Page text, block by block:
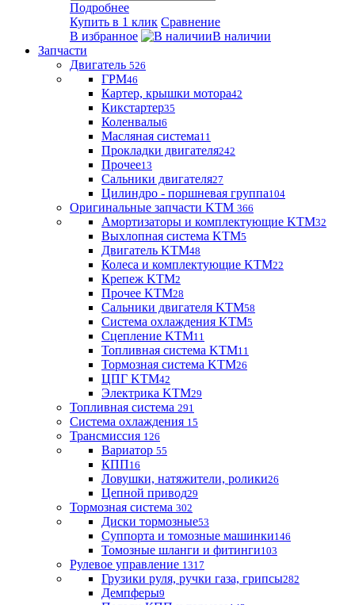
Подробнее
Купить в 1 клик Сравнение
В избранное
В наличии
Запчасти
Двигатель 526
ГРМ46
Картер, крышки мотора42
Кикстартер35
Коленвалы6
Масляная система11
Прокладки двигателя242
Прочее13
Сальники двигателя27
Цилиндро - поршневая группа104
Оригинальные запчасти KTM 366
Амортизаторы и комплектующие KTM32
Выхлопная система KTM5
Двигатель KTM48
Колеса и комплектующие KTM22
Крепеж KTM2
Прочее KTM28
Сальники двигателя KTM58
Система охлаждения KTM5
Сцепление KTM11
Топливная система KTM11
Тормозная система KTM26
ЦПГ KTM42
Электрика KTM29
Топливная система 291
Система охлаждения 15
Трансмиссия 126
Вариатор 55
КПП16
Ловушки, натяжители, ролики26
Цепной привод29
Тормозная система 302
Диски тормозные53
Суппорта и томозные машинки146
Томозные шланги и фитинги103
Рулевое управление 1317
Грузики руля, ручки газа, грипсы282
Демпферы9